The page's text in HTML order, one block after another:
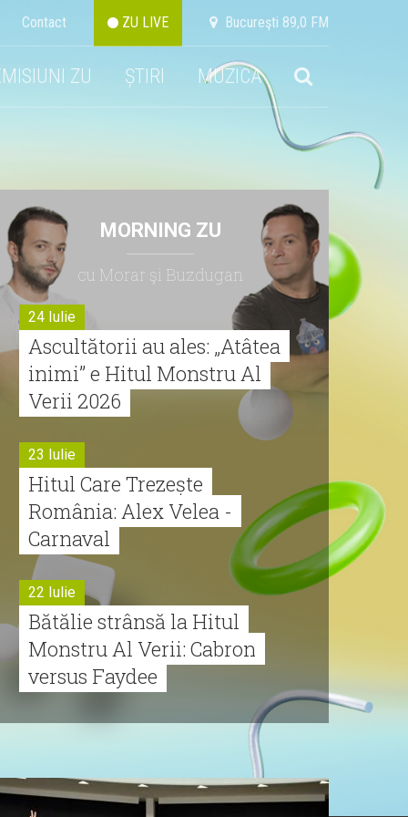
Contact ZU LIVE Bucureşti 89,0 FM
ZU ȘTIRI MUZICA
MORNING ZU
cu Morar şi Buzdugan
24 Iulie
Ascultătorii au ales: „Atâtea
inimi” e Hitul Monstru Al
Verii 2026
23 Iulie
Hitul Care Trezește
România: Alex Velea -
Carnaval
22 Iulie
Bătălie strânsă la Hitul
Monstru Al Verii: Cabron
versus Faydee
Cabron vine cu Hitul